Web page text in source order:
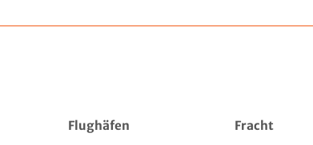
Flughäfen Fracht